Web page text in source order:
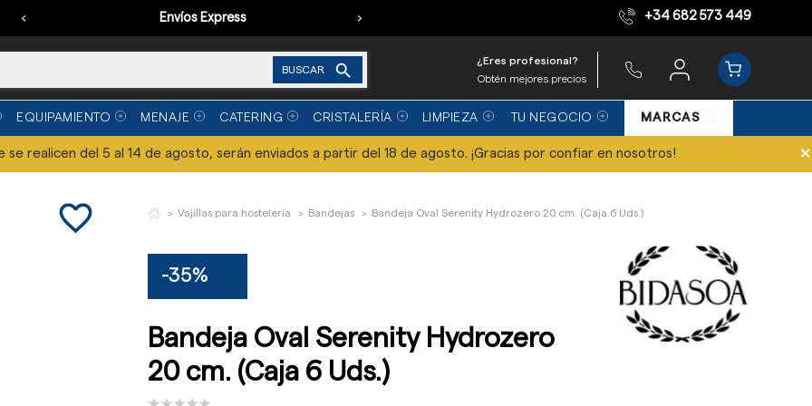
Envíos Express Equipo de expertos
‹ › +34 682 573 449
BUSCAR 
¿Eres profesional?
Obtén mejores precios
EQUIPAMIENTO MENAJE CATERING CRISTALERÍA LIMPIEZA TU NEGOCIO MARCAS
se realicen del 5 al 14 de agosto, serán enviados a partir del 18 de agosto. ¡Gracias por confiar en nosotros! ×
favorite_border Vajillas para hostelería Bandejas Bandeja Oval Serenity Hydrozero 20 cm. (Caja 6 Uds.)
-35%
Bandeja Oval Serenity Hydrozero
20 cm. (Caja 6 Uds.)